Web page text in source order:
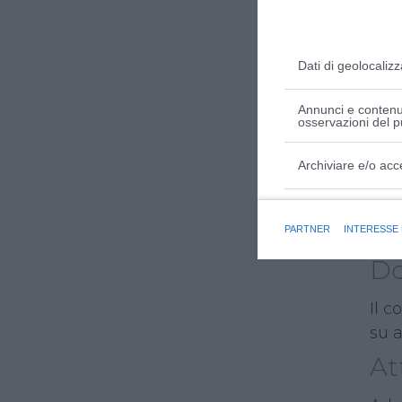
Dati di
Annunci e
osservazioni del
Archiviare e/o
PARTNER INTERESSE
Al
Il
su